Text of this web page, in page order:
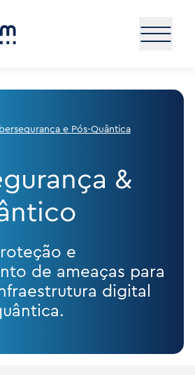
e Pós-Quântica
&
e
de ameaças para
digital